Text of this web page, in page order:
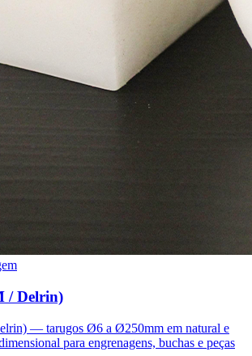
/ Delrin)
— tarugos Ø6 a Ø250mm em natural e
para engrenagens, buchas e peças